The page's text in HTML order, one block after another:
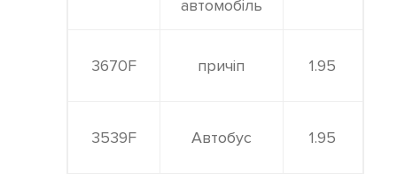
автомобіль
3670F причіп 1.95
3539F Автобус 1.95